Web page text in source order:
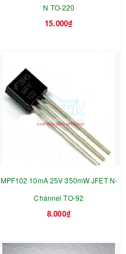
N TO-220
15.000₫
MPF102 10mA 25V 350mW JFET N-
Channel TO-92
8.000₫